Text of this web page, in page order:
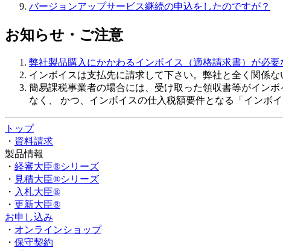
バージョンアップサービス継続の申込をしたのですが？
お知らせ・ご注意
弊社製品購入にかかわるインボイス（適格請求書）が必要
インボイスは支払先に請求して下さい。弊社と全く関係
簡易課税事業者の場合には、受け取った領収書等がイン
なく、 かつ、インボイスの仕入税額要件となる「インボ
トップ
・ 資料請求
製品情報
・ 経審大臣®シリーズ
・ 見積大臣®シリーズ
・ 入札大臣®
・ 更新大臣®
お申し込み
・ オンラインショップ
・ 保守契約